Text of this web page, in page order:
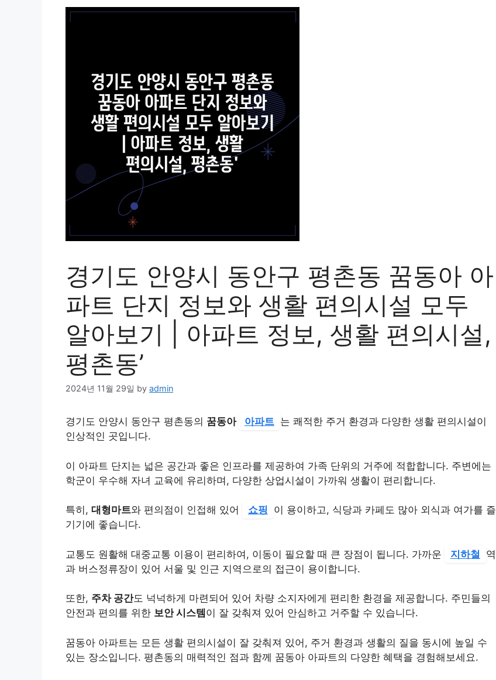
경기도 안양시 동안구 평촌동 꿈동아 아
파트 단지 정보와 생활 편의시설 모두
알아보기 | 아파트 정보, 생활 편의시설,
평촌동’
2024년 11월 29일 by admin
경기도 안양시 동안구 평촌동의 꿈동아 아파트 는 쾌적한 주거 환경과 다양한 생활 편의시설이
인상적인 곳입니다.
이 아파트 단지는 넓은 공간과 좋은 인프라를 제공하여 가족 단위의 거주에 적합합니다. 주변에는
학군이 우수해 자녀 교육에 유리하며, 다양한 상업시설이 가까워 생활이 편리합니다.
특히, 대형마트와 편의점이 인접해 있어 쇼핑 이 용이하고, 식당과 카페도 많아 외식과 여가를 즐
기기에 좋습니다.
교통도 원활해 대중교통 이용이 편리하여, 이동이 필요할 때 큰 장점이 됩니다. 가까운 지하철
역
과 버스정류장이 있어 서울 및 인근 지역으로의 접근이 용이합니다.
또한, 주차 공간도 넉넉하게 마련되어 있어 차량 소지자에게 편리한 환경을 제공합니다. 주민들의
안전과 편의를 위한 보안 시스템 이 잘 갖춰져 있어 안심하고 거주할 수 있습니다.
꿈동아 아파트는 모든 생활 편의시설이 잘 갖춰져 있어, 주거 환경과 생활의 질을 동시에 높일 수
있는 장소입니다. 평촌동의 매력적인 점과 함께 꿈동아 아파트의 다양한 혜택을 경험해보세요.